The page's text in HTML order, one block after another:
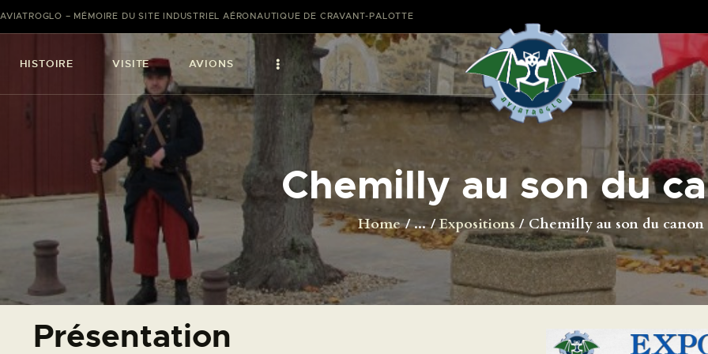
AVIATROGLO – MÉMOIRE DU SITE INDUSTRIEL AÉRONAUTIQUE DE CRAVANT-PALOTTE
HISTOIRE VISITE AVIONS
Chemilly au son du
Home ... Expositions Chemilly au son du canon
AVIONS
CATALOGUE FW 190
ASSOCIATION
PROJET FUSELAGE
FW190
EXPOS /
ÉVÉNEMENTS
SHOP
Présentation